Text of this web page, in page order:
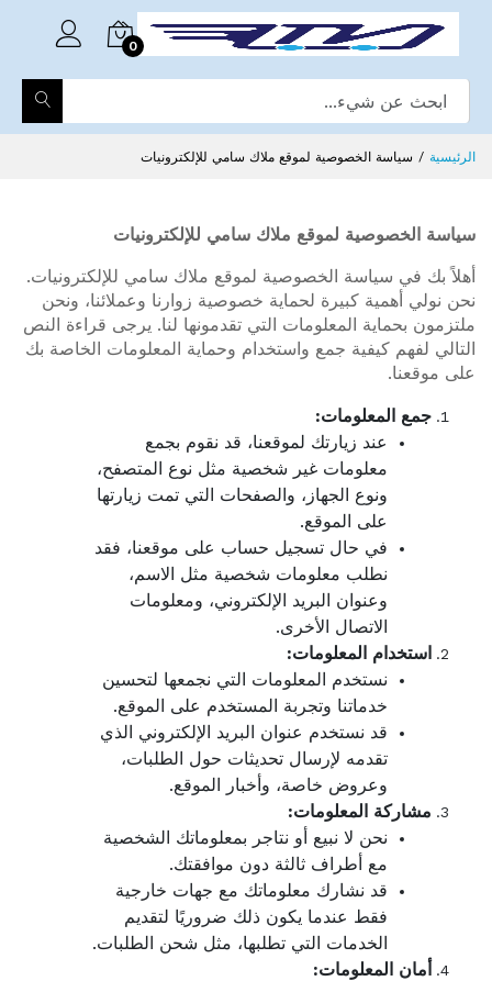
0
الرئيسية سياسة الخصوصية لموقع ملاك سامي للإلكترونيات
سياسة الخصوصية لموقع ملاك سامي للإلكترونيات
أهلاً بك في سياسة الخصوصية لموقع ملاك سامي للإلكترونيات.
نحن نولي أهمية كبيرة لحماية خصوصية زوارنا وعملائنا، ونحن
ملتزمون بحماية المعلومات التي تقدمونها لنا. يرجى قراءة النص
التالي لفهم كيفية جمع واستخدام وحماية المعلومات الخاصة بك
على موقعنا.
جمع المعلومات:
عند زيارتك لموقعنا، قد نقوم بجمع
معلومات غير شخصية مثل نوع المتصفح،
ونوع الجهاز، والصفحات التي تمت زيارتها
على الموقع.
في حال تسجيل حساب على موقعنا، فقد
نطلب معلومات شخصية مثل الاسم،
وعنوان البريد الإلكتروني، ومعلومات
الاتصال الأخرى.
استخدام المعلومات:
نستخدم المعلومات التي نجمعها لتحسين
خدماتنا وتجربة المستخدم على الموقع.
قد نستخدم عنوان البريد الإلكتروني الذي
تقدمه لإرسال تحديثات حول الطلبات،
وعروض خاصة، وأخبار الموقع.
مشاركة المعلومات:
نحن لا نبيع أو نتاجر بمعلوماتك الشخصية
مع أطراف ثالثة دون موافقتك.
قد نشارك معلوماتك مع جهات خارجية
فقط عندما يكون ذلك ضروريًا لتقديم
الخدمات التي تطلبها، مثل شحن الطلبات.
أمان المعلومات: